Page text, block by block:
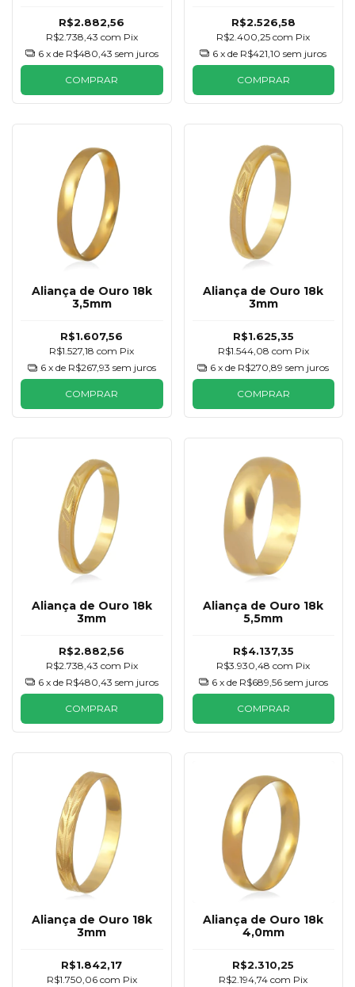
R$2.882,56
R$2.738,43 com Pix
6 x de R$480,43 sem juros
COMPRAR
R$2.526,58
R$2.400,25com Pix
6 x de R$421,10 sem juros
COMPRAR
Aliança de Ouro 18k
3,5mm
R$1.607,56
R$1.527,18com Pix
6 x de R$267,93 sem juros
COMPRAR
Aliança de Ouro 18k
3mm
R$1.625,35
R$1.544,08 com Pix
6 x de R$270,89 sem juros
COMPRAR
Aliança de Ouro 18k
3mm
R$2.882,56
R$2.738,43 com Pix
6 x de R$480,43 sem juros
COMPRAR
Aliança de Ouro 18k
5,5mm
R$4.137,35
R$3.930,48com Pix
6 x de R$689,56 sem juros
COMPRAR
Aliança de Ouro 18k
3mm
R$1.842,17
R$1.750,06 com Pix
Aliança de Ouro 18k
4,0mm
R$2.310,25
R$2.194,74com Pix